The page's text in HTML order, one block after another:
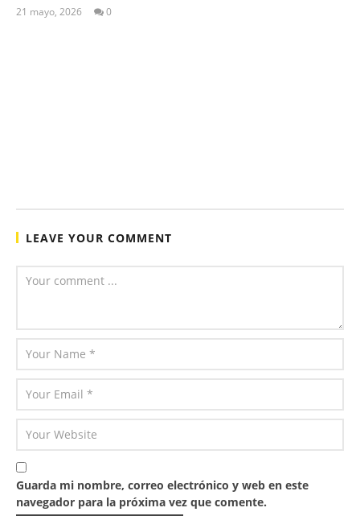
21 mayo, 2026
0
LEAVE YOUR COMMENT
Guarda mi nombre, correo electrónico y web en este
navegador para la próxima vez que comente.